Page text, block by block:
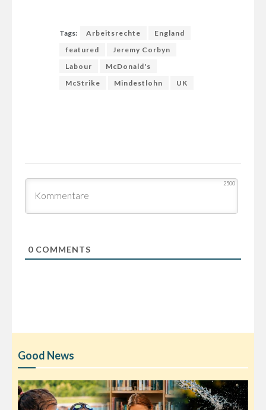
Tags: Arbeitsrechte
England
featured
Jeremy Corbyn
Labour
McDonald's
McStrike
Mindestlohn UK
2500
0COMMENTS
Good News